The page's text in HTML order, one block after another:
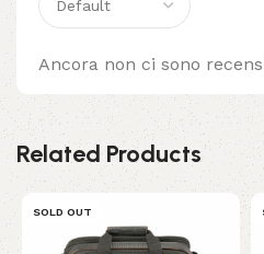
Ancora non ci sono
Related Products
SOLD OUT